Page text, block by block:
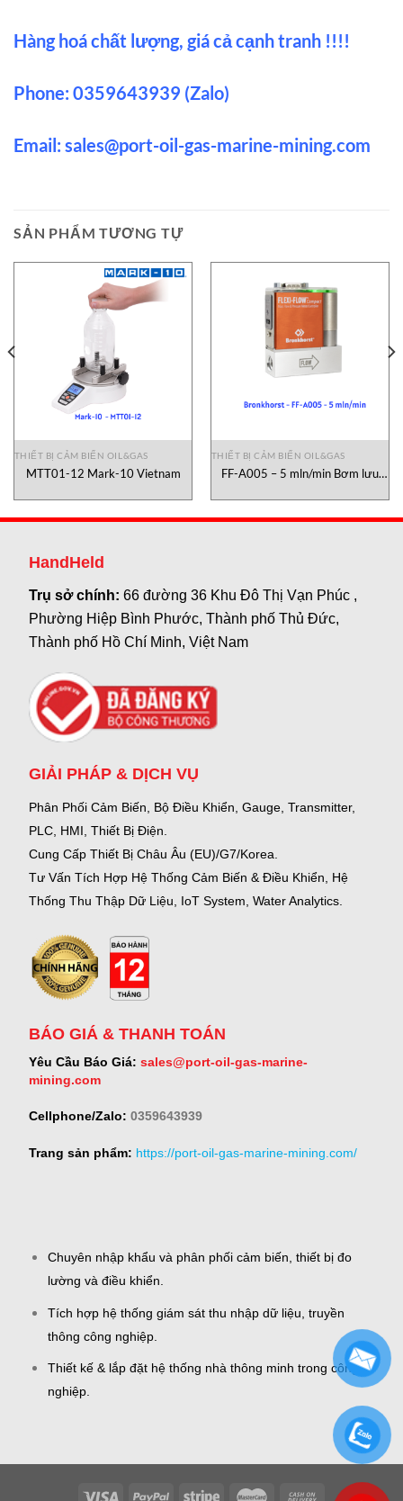
Hàng hoá chất lượng, giá cả cạnh tranh !!!!
Phone: 0359643939 (Zalo)
Email: sales@port-oil-gas-marine-mining.com
SẢN PHẨM TƯƠNG TỰ
THIẾT BỊ CẢM BIẾN OIL&GAS
MTT01-12 Mark-10 Vietnam
THIẾT BỊ CẢM BIẾN OIL&GAS
FF-A005 – 5 mln/min Bơm lưu
HandHeld
Trụ sở chính:66 đường 36 Khu Đô Thị Vạn Phúc ,
Phường Hiệp Bình Phước, Thành phố Thủ Đức,
Thành phố Hồ Chí Minh, Việt Nam
GIẢI PHÁP & DỊCH VỤ
Phân Phối Cảm Biến, Bộ Điều Khiển, Gauge, Transmitter,
PLC, HMI, Thiết Bị Điện.
Cung Cấp Thiết Bị Châu Âu (EU)/G7/Korea.
Tư Vấn Tích Hợp Hệ Thống Cảm Biến & Điều Khiển, Hệ
Thống Thu Thập Dữ Liệu, IoT System, Water Analytics.
BÁO GIÁ & THANH TOÁN
Yêu Cầu Báo Giá: sales@port-oil-gas-marine-
mining.com
Cellphone/Zalo: 0359643939
Trang sản phẩm: https://port-oil-gas-marine-mining.com/
Chuyên nhập khẩu và phân phối cảm biến, thiết bị đo
lường và điều khiển.
Tích hợp hệ thống giám sát thu nhập dữ liệu, truyền
thông công nghiệp.
Thiết kế & lắp đặt hệ thống nhà thông minh trong công
nghiệp.